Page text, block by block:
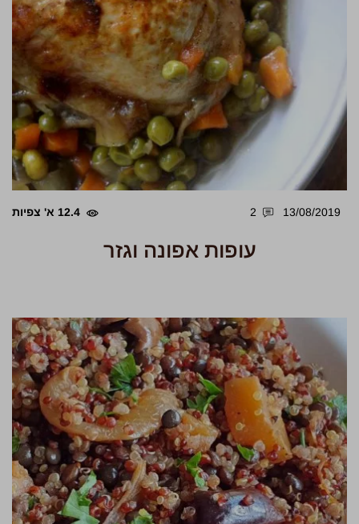
13/08/2019
2 12.4 א' צפיות
עופות אפונה וגזר